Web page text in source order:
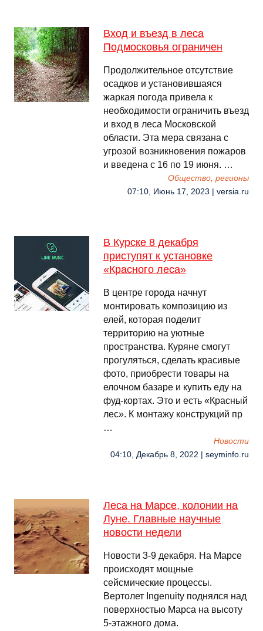
Вход и въезд в леса
Подмосковья ограничен
Продолжительное отсутствие
осадков и установившаяся
жаркая погода привела к
необходимости ограничить въезд
и вход в леса Московской
области. Эта мера связана с
угрозой возникновения пожаров
и введена с 16 по 19 июня. …
Общество, регионы
07:10, Июнь 17, 2023 | versia.ru
В Курске 8 декабря
приступят к установке
«Красного леса»
В центре города начнут
монтировать композицию из
елей, которая поделит
территорию на уютные
пространства. Куряне смогут
прогуляться, сделать красивые
фото, приобрести товары на
елочном базаре и купить еду на
фуд-кортах. Это и есть «Красный
лес». К монтажу конструкций пр
…
Новости
04:10, Декабрь 8, 2022 | seyminfo.ru
Леса на Марсе, колонии на
Луне. Главные научные
новости недели
Новости 3-9 декабря. На Марсе
происходят мощные
сейсмические процессы.
Вертолет Ingenuity поднялся над
поверхностью Марса на высоту
5-этажного дома.